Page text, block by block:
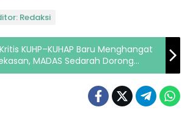
Redaksi
KUHP–KUHAP Baru Menghangat
MADAS Sedarah Dorong
Rakyat